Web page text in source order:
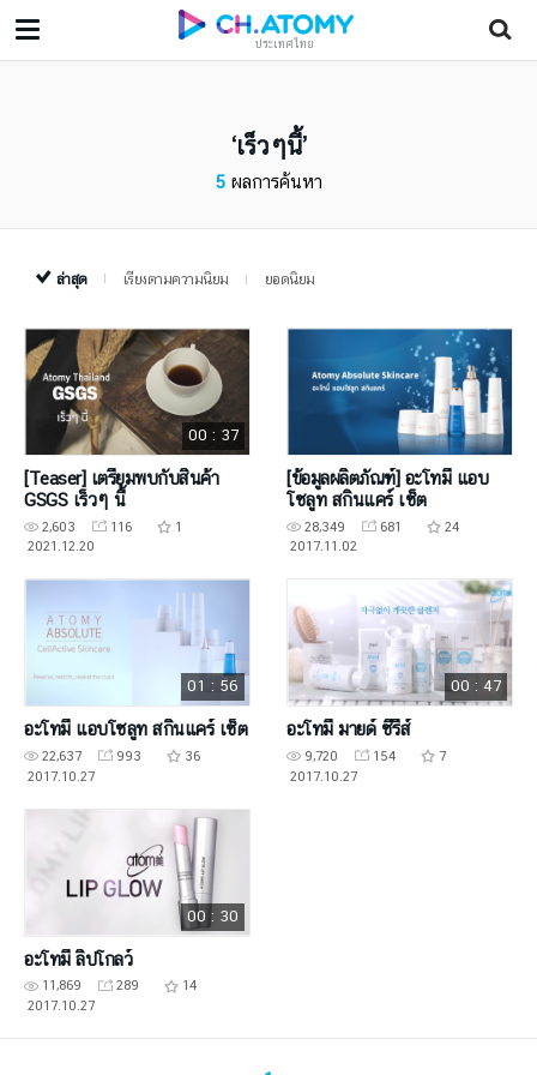
ประเทศไทย
เร็วๆนี้
5 ผลการค้นหา
ล่าสุด เรียงตามความนิยม ยอดนิยม
00 : 37
[Teaser] เตรียมพบกับสินค้า
GSGS เร็วๆ นี้
2,603 116
1
2021.12.20
[ข้อมูลผลิตภัณฑ์] อะโทมี่ แอบ
โซลูท สกินแคร์ เซ็ต
28,349 681
24
2017.11.02
01 : 56
อะโทมี่ แอบโซลูท สกินแคร์ เซ็ต
22,637 993
36
2017.10.27
00 : 47
อะโทมี่ มายด์ ซีรีส์
9,720 154
7
2017.10.27
00 : 30
อะโทมี่ ลิปโกลว์
11,869 289
14
2017.10.27